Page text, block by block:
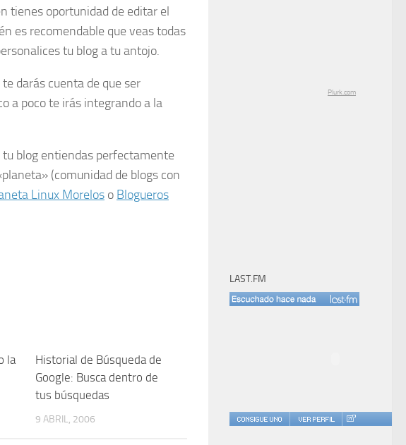
tienes oportunidad de editar el
es recomendable que veas todas
tu blog a tu antojo.
darás cuenta de que ser
a poco te irás integrando a la
blog entiendas perfectamente
(comunidad de blogs con
Linux Morelos o Blogueros
la
Historial de Búsqueda de
Google: Busca dentro de
tus búsquedas
9 ABRIL, 2006
Plurk.com
LAST.FM